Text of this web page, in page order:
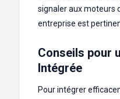
signaler aux moteurs
entreprise est
Conseils pour
Intégrée
Pour intégrer